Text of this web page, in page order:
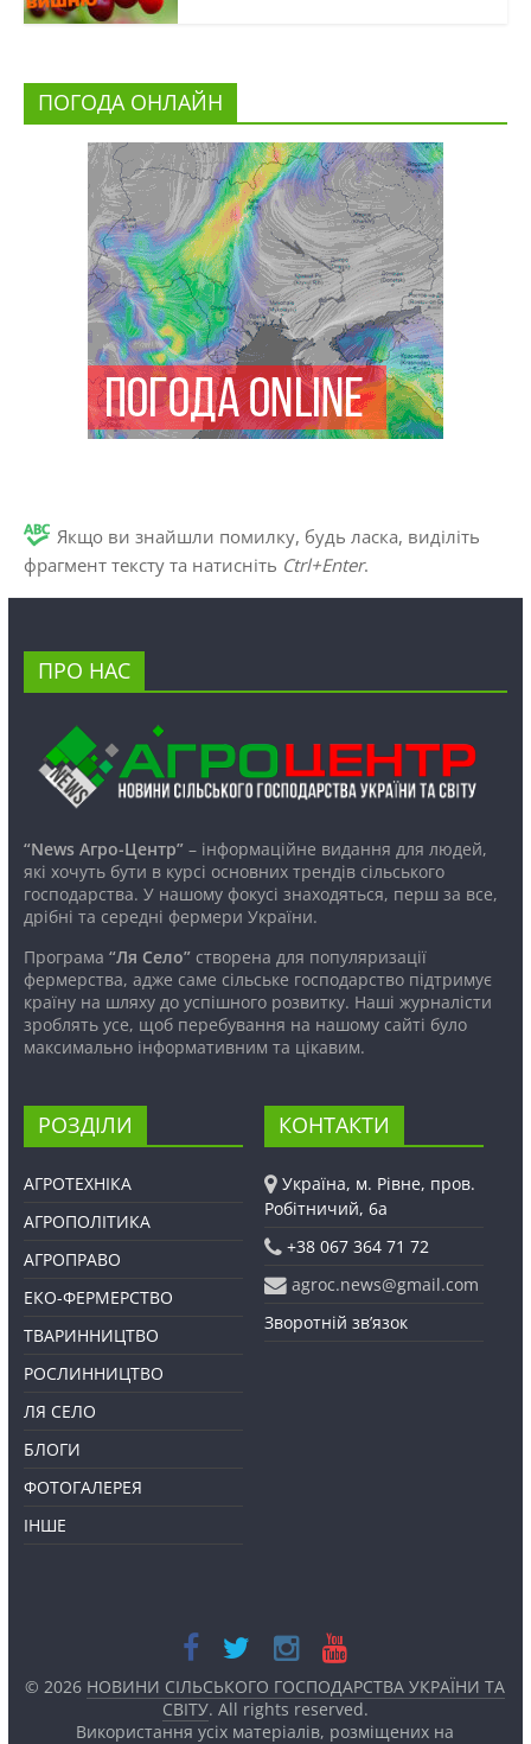
ПОГОДА ОНЛАЙН
Якщо ви знайшли помилку, будь ласка, виділіть
фрагмент тексту та натисніть Ctrl+Enter.
ПРО НАС
“News Агро-Центр”– інформаційне видання для людей,
які хочуть бути в курсі основних трендів сільського
господарства. У нашому фокусі знаходяться, перш за все,
дрібні та середні фермери України.
Програма “Ля Село”створена для популяризації
фермерства, адже саме сільське господарство підтримує
країну на шляху до успішного розвитку. Наші журналісти
зроблять усе, щоб перебування на нашому сайті було
максимально інформативним та цікавим.
РОЗДІЛИ
АГРОТЕХНІКА
АГРОПОЛІТИКА
АГРОПРАВО
ЕКО-ФЕРМЕРСТВО
ТВАРИННИЦТВО
РОСЛИННИЦТВО
ЛЯ СЕЛО
БЛОГИ
ФОТОГАЛЕРЕЯ
ІНШЕ
КОНТАКТИ
Україна, м. Рівне, пров.
Робітничий, 6а
+38 067 364 71 72
agroc.news@gmail.com
Зворотній зв’язок
© 2026 НОВИНИ СІЛЬСЬКОГО ГОСПОДАРСТВА УКРАЇНИ ТА
СВІТУ. All rights reserved.
Використання усіх матеріалів, розміщених на